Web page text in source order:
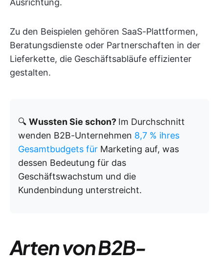
Ausrichtung.
Zu den Beispielen gehören SaaS-Plattformen,
Beratungsdienste oder Partnerschaften in der
Lieferkette, die Geschäftsabläufe effizienter
gestalten.
🔍 Wussten Sie schon? Im Durchschnitt
wenden B2B-Unternehmen 8,7 % ihres
Gesamtbudgets für Marketing auf, was
dessen Bedeutung für das
Geschäftswachstum und die
Kundenbindung unterstreicht.
Arten von B2B-